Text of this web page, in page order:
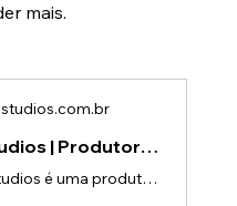
mais.
Lou Studios | Produtora de vídeos
A Lou Studios é uma produtora de vídeos, especializada em motion design, animação 2D e 3D. Temos o vídeo certo para suas redes sociais!